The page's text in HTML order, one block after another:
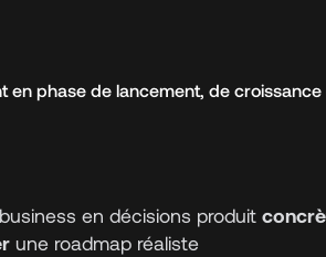
en phase de lancement, de
en décisions produit
une roadmap réaliste